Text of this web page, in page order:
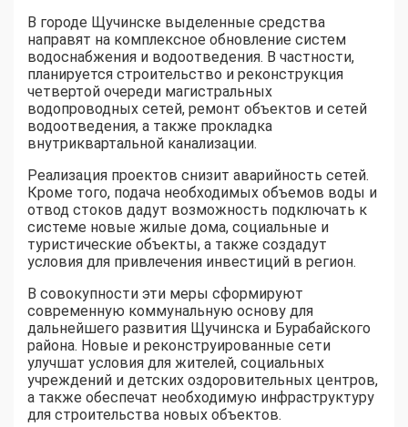
В городе Щучинске выделенные средства
направят на комплексное обновление систем
водоснабжения и водоотведения. В частности,
планируется строительство и реконструкция
четвертой очереди магистральных
водопроводных сетей, ремонт объектов и сетей
водоотведения, а также прокладка
внутриквартальной канализации.
Реализация проектов снизит аварийность сетей.
Кроме того, подача необходимых объемов воды и
отвод стоков дадут возможность подключать к
системе новые жилые дома, социальные и
туристические объекты, а также создадут
условия для привлечения инвестиций в регион.
В совокупности эти меры сформируют
современную коммунальную основу для
дальнейшего развития Щучинска и Бурабайского
района. Новые и реконструированные сети
улучшат условия для жителей, социальных
учреждений и детских оздоровительных центров,
а также обеспечат необходимую инфраструктуру
для строительства новых объектов.